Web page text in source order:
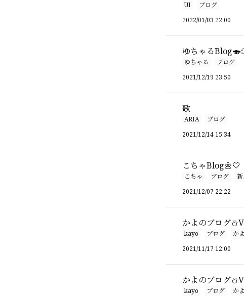
UI
ブログ
2022/01/03 22:00
ゆちゃる
ゆちゃる
ブログ
2021/12/19 23:50
歌
ARIA
ブログ
2021/12/14 15:34
こちゃBlog🌼🤍
こちゃ ブログ
2021/12/07 22:22
かよのブログ
kayo ブログ
か
2021/11/17 12:00
かよのブログ
kayo ブログ
か